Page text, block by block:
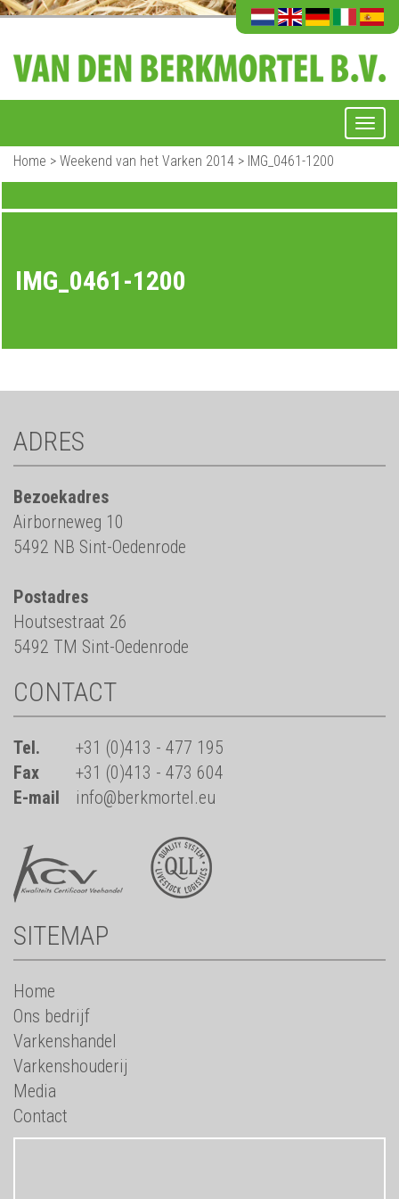
Home > Weekend van het Varken 2014 > IMG_0461-1200
IMG_0461-1200
ADRES
Bezoekadres
Airborneweg 10
5492 NB Sint-Oedenrode
Postadres
Houtsestraat 26
5492 TM Sint-Oedenrode
CONTACT
Tel.
+31 (0)413 - 477 195
Fax
+31 (0)413 - 473 604
E-mail
info@berkmortel.eu
SITEMAP
Home
Ons bedrijf
Varkenshandel
Varkenshouderij
Media
Contact